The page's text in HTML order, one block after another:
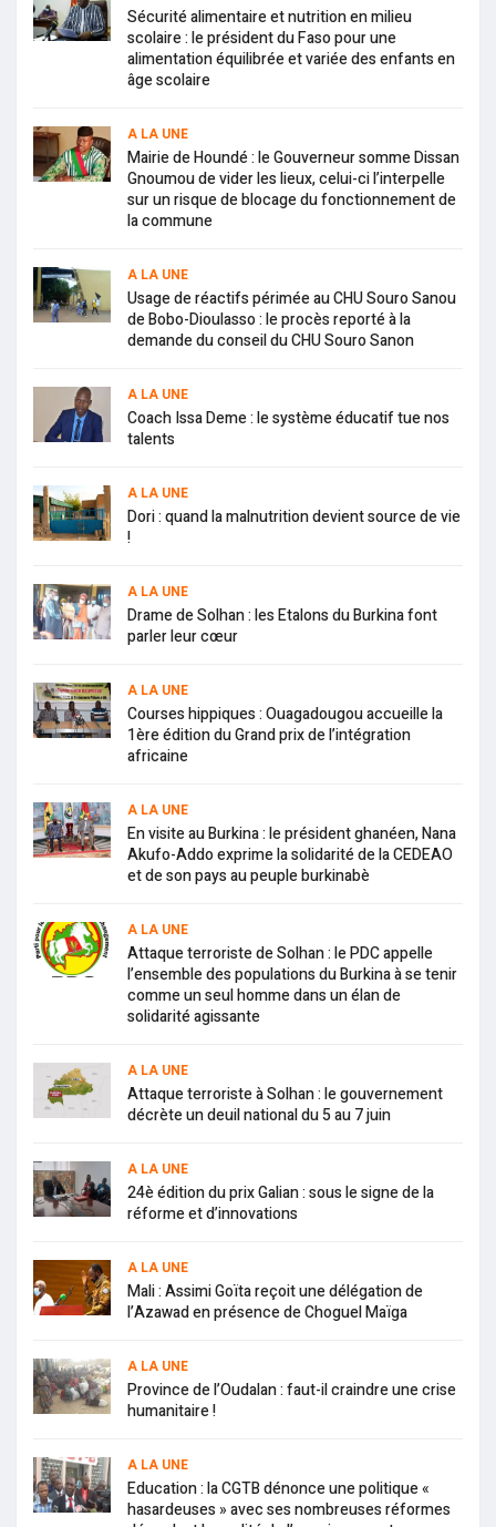
Sécurité alimentaire et nutrition en milieu
scolaire : le président du Faso pour une
alimentation équilibrée et variée des enfants en
âge scolaire
A LA UNE
Mairie de Houndé : le Gouverneur somme Dissan
Gnoumou de vider les lieux, celui-ci l’interpelle
sur un risque de blocage du fonctionnement de
la commune
A LA UNE
Usage de réactifs périmée au CHU Souro Sanou
de Bobo-Dioulasso : le procès reporté à la
demande du conseil du CHU Souro Sanon
A LA UNE
Coach Issa Deme : le système éducatif tue nos
talents
A LA UNE
Dori : quand la malnutrition devient source de vie
!
A LA UNE
Drame de Solhan : les Etalons du Burkina font
parler leur cœur
A LA UNE
Courses hippiques : Ouagadougou accueille la
1ère édition du Grand prix de l’intégration
africaine
A LA UNE
En visite au Burkina : le président ghanéen, Nana
Akufo-Addo exprime la solidarité de la CEDEAO
et de son pays au peuple burkinabè
A LA UNE
Attaque terroriste de Solhan : le PDC appelle
l’ensemble des populations du Burkina à se tenir
comme un seul homme dans un élan de
solidarité agissante
A LA UNE
Attaque terroriste à Solhan : le gouvernement
décrète un deuil national du 5 au 7 juin
A LA UNE
24è édition du prix Galian : sous le signe de la
réforme et d’innovations
A LA UNE
Mali : Assimi Goïta reçoit une délégation de
l’Azawad en présence de Choguel Maïga
A LA UNE
Province de l’Oudalan : faut-il craindre une crise
humanitaire !
A LA UNE
Education : la CGTB dénonce une politique «
hasardeuses » avec ses nombreuses réformes